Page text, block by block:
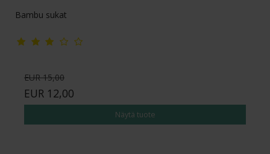
Bambu sukat
EUR 15,00
EUR 12,00
Näytä tuote